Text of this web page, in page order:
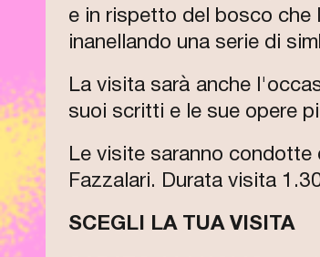
e in rispetto del bosco che
inanellando una serie di
La visita sarà anche
suoi scritti e le sue opere
Le visite saranno condotte
Fazzalari. Durata visita
SCEGLI LA TUA VISITA